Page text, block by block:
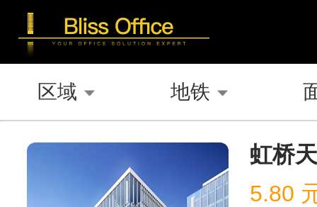
区域 地铁
虹桥
5.80